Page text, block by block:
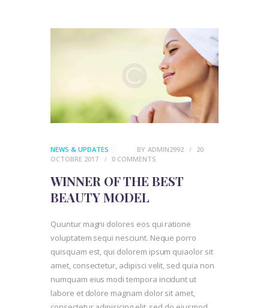
NEWS & UPDATES BY ADMIN2992
20
OCTOBRE 2017
0 COMMENTS
WINNER OF THE BEST
BEAUTY MODEL
Quuntur magni dolores eos qui ratione
voluptatem sequi nesciunt. Neque porro
quisquam est, qui dolorem ipsum quiaolor sit
amet, consectetur, adipisci velit, sed quia non
numquam eius modi tempora incidunt ut
labore et dolore magnam dolor sit amet,